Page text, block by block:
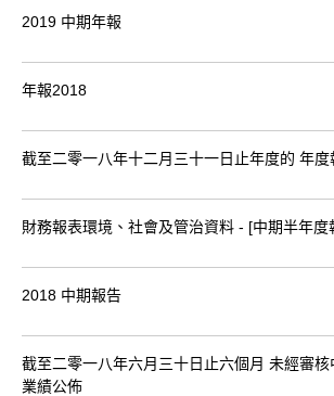
2019 中期年報
年報2018
截至二零一八年十二月三十一日止年度的 年度
財務報表環境、社會及管治資料 - [中期半年度
2018 中期報告
截至二零一八年六月三十日止六個月 未經審核
業績公佈